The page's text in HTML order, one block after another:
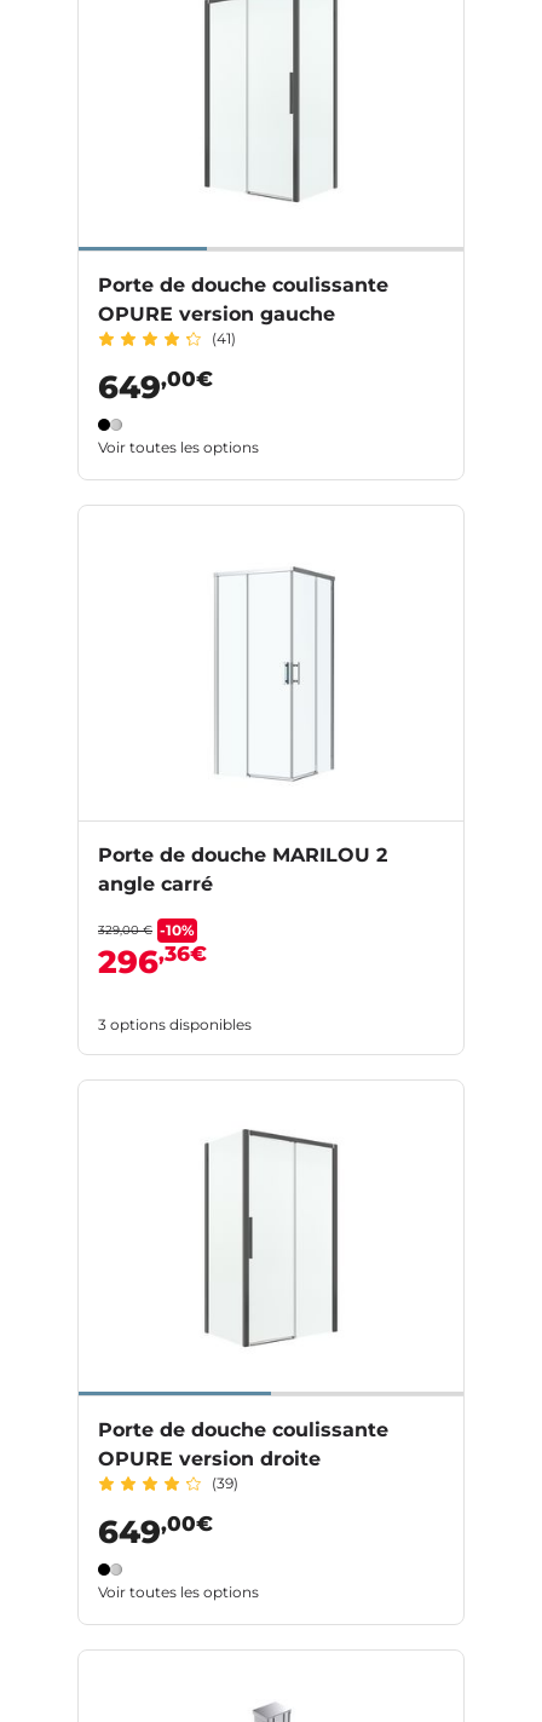
Porte de douche coulissante
OPURE version gauche
(41)
649,00€
Voir toutes les options
Porte de douche MARILOU 2
angle carré
329,00 € -10%
296,36€
3 options disponibles
Porte de douche coulissante
OPURE version droite
(39)
649,00€
Voir toutes les options